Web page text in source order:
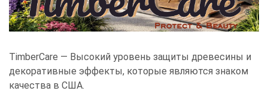
TimberCare — Высокий уровень защиты древесины и
декоративные эффекты, которые являются знаком
качества в США.